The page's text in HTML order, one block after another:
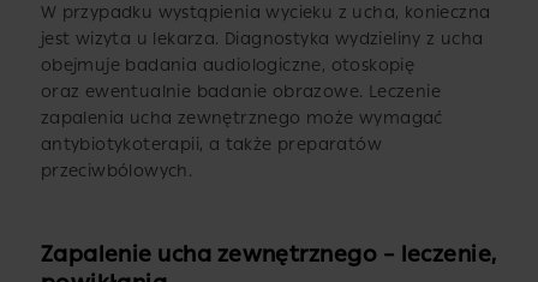
W przypadku wystąpienia wycieku z ucha, konieczna
jest wizyta u lekarza. Diagnostyka wydzieliny z ucha
obejmuje badania audiologiczne, otoskopię
oraz ewentualnie badanie obrazowe. Leczenie
zapalenia ucha zewnętrznego może wymagać
antybiotykoterapii, a także preparatów
przeciwbólowych.
Zapalenie ucha zewnętrznego – leczenie,